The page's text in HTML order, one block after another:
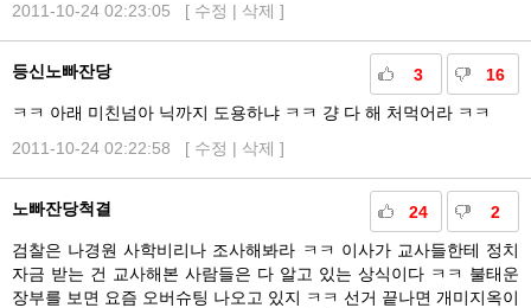
2011-10-24 02:23:05 [ 수정 | 삭제 ]
3 16
등신노빠잔당
ㅋㅋ 아래 미친넘아 닉까지 도용하냐 ㅋㅋ 걍 다 해 처먹어라 ㅋㅋ
2011-10-24 02:22:58 [ 수정 | 삭제 ]
24 2
노빠잔당척결
검찰은 나경원 사학비리나 조사해봐라 ㅋㅋ 이사가 교사들한테 정치
자금 받는 건 교사해본 사람들은 다 알고 있는 상식이다 ㅋㅋ 불태운
장부를 보면 요즘 오버슈팅 나오고 있지 ㅋㅋ 선거 끝나면 개미지옥이